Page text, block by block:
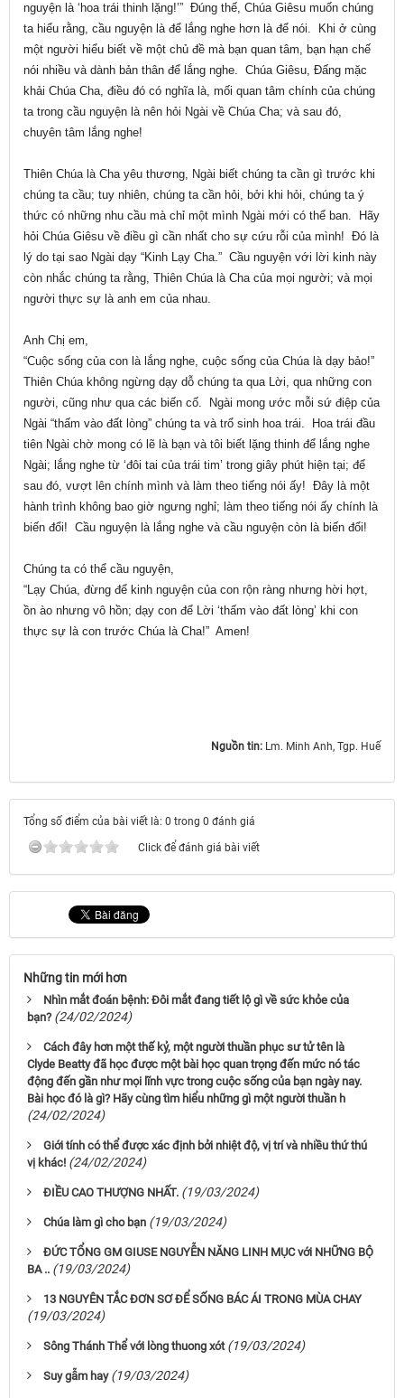
nguyện là ‘hoa trái thinh lặng!’” Đúng thế, Chúa Giêsu muốn chúng
ta hiểu rằng, cầu nguyện là để lắng nghe hơn là để nói. Khi ở cùng
một người hiểu biết về một chủ đề mà bạn quan tâm, bạn hạn chế
nói nhiều và dành bản thân để lắng nghe. Chúa Giêsu, Đấng mặc
khải Chúa Cha, điều đó có nghĩa là, mối quan tâm chính của chúng
ta trong cầu nguyện là nên hỏi Ngài về Chúa Cha; và sau đó,
chuyên tâm lắng nghe!
Thiên Chúa là Cha yêu thương, Ngài biết chúng ta cần gì trước khi
chúng ta cầu; tuy nhiên, chúng ta cần hỏi, bởi khi hỏi, chúng ta ý
thức có những nhu cầu mà chỉ một mình Ngài mới có thể ban. Hãy
hỏi Chúa Giêsu về điều gì cần nhất cho sự cứu rỗi của mình! Đó là
lý do tại sao Ngài dạy “Kinh Lạy Cha.” Cầu nguyện với lời kinh này
còn nhắc chúng ta rằng, Thiên Chúa là Cha của mọi người; và mọi
người thực sự là anh em của nhau.
Anh Chị em,
“Cuộc sống của con là lắng nghe, cuộc sống của Chúa là dạy bảo!”
Thiên Chúa không ngừng dạy dỗ chúng ta qua Lời, qua những con
người, cũng như qua các biến cố. Ngài mong ước mỗi sứ điệp của
Ngài “thấm vào đất lòng” chúng ta và trổ sinh hoa trái. Hoa trái đầu
tiên Ngài chờ mong có lẽ là bạn và tôi biết lặng thinh để lắng nghe
Ngài; lắng nghe từ ‘đôi tai của trái tim’ trong giây phút hiện tại; để
sau đó, vượt lên chính mình và làm theo tiếng nói ấy! Đây là một
hành trình không bao giờ ngưng nghỉ; làm theo tiếng nói ấy chính là
biến đổi! Cầu nguyện là lắng nghe và cầu nguyện còn là biến đổi!
Chúng ta có thể cầu nguyện,
“Lạy Chúa, đừng để kinh nguyện của con rộn ràng nhưng hời hợt,
ồn ào nhưng vô hồn; dạy con để Lời ‘thấm vào đất lòng’ khi con
thực sự là con trước Chúa là Cha!” Amen!
Nguồn tin: Lm. Minh Anh, Tgp. Huế
Tổng số điểm của bài viết là: 0 trong 0 đánh giá
Click để đánh giá bài viết
Những tin mới hơn
Nhìn mắt đoán bệnh: Đôi mắt đang tiết lộ gì về sức khỏe của
bạn? (24/02/2024)
Cách đây hơn một thế kỷ, một người thuần phục sư tử tên là
Clyde Beatty đã học được một bài học quan trọng đến mức nó tác
động đến gần như mọi lĩnh vực trong cuộc sống của bạn ngày nay.
Bài học đó là gì? Hãy cùng tìm hiểu những gì một người thuần h
(24/02/2024)
Giới tính có thể được xác định bởi nhiệt độ, vị trí và nhiều thứ thú
vị khác! (24/02/2024)
ĐIỀU CAO THƯỢNG NHẤT. (19/03/2024)
Chúa làm gì cho bạn (19/03/2024)
ĐỨC TỔNG GM GIUSE NGUYỄN NĂNG LINH MỤC với NHỮNG BỘ
BA .. (19/03/2024)
13 NGUYÊN TẮC ĐƠN SƠ ĐỂ SỐNG BÁC ÁI TRONG MÙA CHAY
(19/03/2024)
Sông Thánh Thể với lòng thuong xót (19/03/2024)
Suy gẫm hay (19/03/2024)